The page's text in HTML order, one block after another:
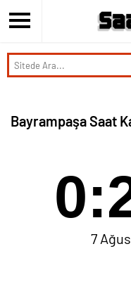
Bayrampaşa Saat
7